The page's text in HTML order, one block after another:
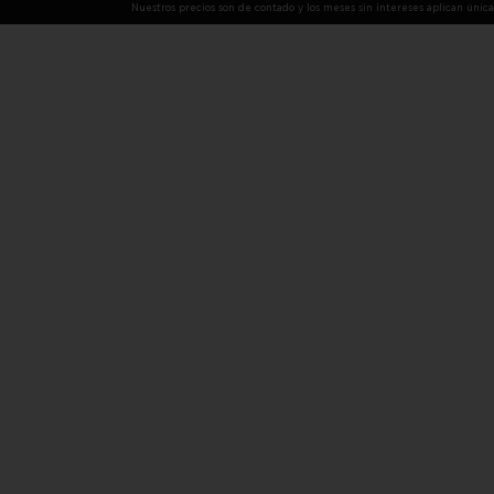
Nuestros precios son de contado y los meses sin intereses aplican